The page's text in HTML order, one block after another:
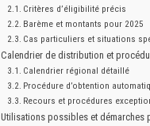
Critères d’éligibilité précis
Barème et montants pour 2025
Cas particuliers et situations
Calendrier de distribution et
Calendrier régional détaillé
Procédure d’obtention
Recours et procédures
Utilisations possibles et démarches